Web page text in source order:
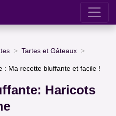
Tartes et Gâteaux
: Ma recette bluffante et facile !
Haricots